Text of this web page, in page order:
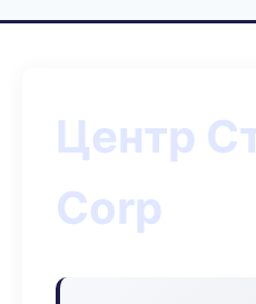
Центр
Corp